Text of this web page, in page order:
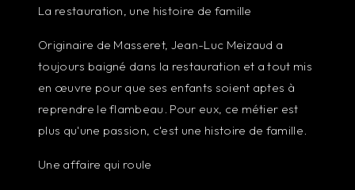
La restauration, une histoire de famille
Originaire de Masseret, Jean-Luc Meizaud a
toujours baigné dans la restauration et a tout mis
en œuvre pour que ses enfants soient aptes à
reprendre le flambeau. Pour eux, ce métier est
plus qu'une passion, c'est une histoire de famille.
Une affaire qui roule